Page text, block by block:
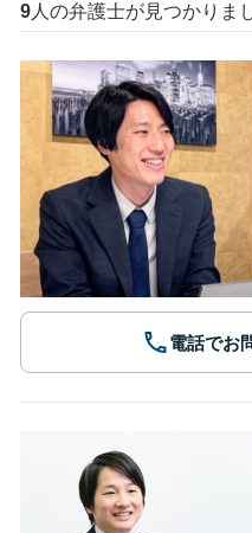
9 人の弁護士が見つかりま
電話でお